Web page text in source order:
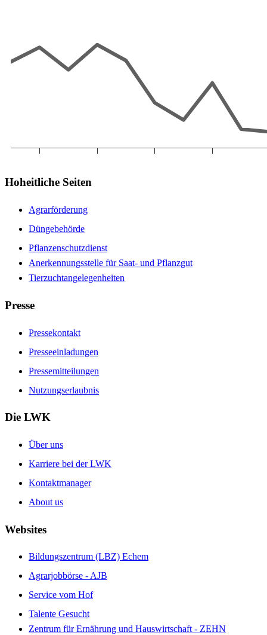
Hoheitliche Seiten
Agrarförderung
Düngebehörde
Pflanzenschutzdienst
Anerkennungsstelle für Saat- und Pflanzgut
Tierzuchtangelegenheiten
Presse
Pressekontakt
Presseeinladungen
Pressemitteilungen
Nutzungserlaubnis
Die LWK
Über uns
Karriere bei der LWK
Kontaktmanager
About us
Websites
Bildungszentrum (LBZ) Echem
Agrarjobbörse - AJB
Service vom Hof
Talente Gesucht
Zentrum für Ernährung und Hauswirtschaft - ZEHN